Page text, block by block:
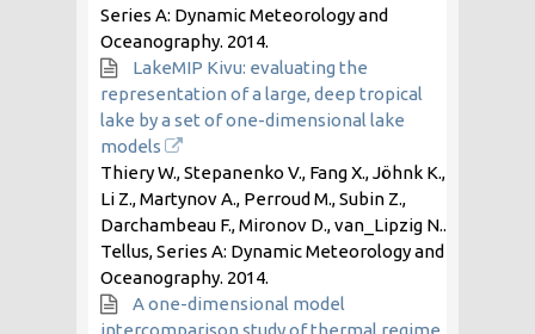
Series A: Dynamic Meteorology and
Oceanography. 2014.
LakeMIP Kivu: evaluating the
representation of a large, deep tropical
lake by a set of one-dimensional lake
models
Thiery W., Stepanenko V., Fang X., Jöhnk K.,
Li Z., Martynov A., Perroud M., Subin Z.,
Darchambeau F., Mironov D., van_Lipzig N..
Tellus, Series A: Dynamic Meteorology and
Oceanography. 2014.
A one-dimensional model
intercomparison study of thermal regime